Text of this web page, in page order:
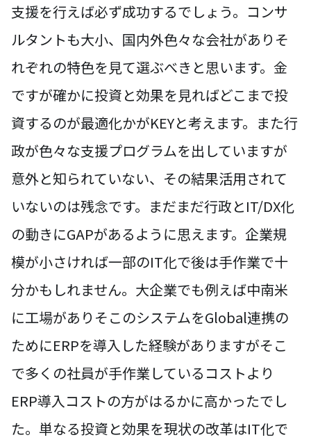
支援を行えば必ず成功するでしょう。コンサ
ルタントも大小、国内外色々な会社がありそ
れぞれの特色を見て選ぶべきと思います。金
ですが確かに投資と効果を見ればどこまで投
資するのが最適化かがKEYと考えます。また行
政が色々な支援プログラムを出していますが
意外と知られていない、その結果活用されて
いないのは残念です。まだまだ行政とIT/DX化
の動きにGAPがあるように思えます。企業規
模が小さければ一部のIT化で後は手作業で十
分かもしれません。大企業でも例えば中南米
に工場がありそこのシステムをGlobal連携の
ためにERPを導入した経験がありますがそこ
で多くの社員が手作業しているコストより
ERP導入コストの方がはるかに高かったでし
た。単なる投資と効果を現状の改革はIT化で